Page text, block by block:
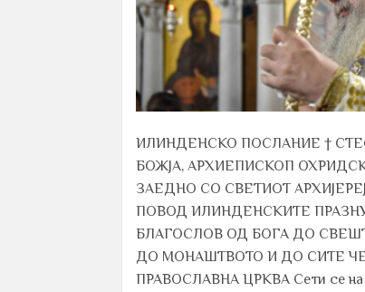
ИЛИНДЕНСКО ПОСЛАНИЕ †
БОЖЈА, АРХИЕПИСКОП
ЗАЕДНО СО СВЕТИОТ
ПОВОД ИЛИНДЕНСКИТЕ
БЛАГОСЛОВ ОД БОГА ДО
ДО МОНАШТВОТО И ДО СИТЕ
ПРАВОСЛАВНА ЦРКВА Сети се на